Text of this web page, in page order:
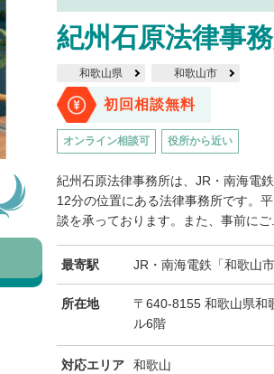
紀州石原法律事
和歌山県 和歌山市
初回相談無料
オンライン相談可 役所から近い
紀州石原法律事務所は、JR・南海電
12分の位置にある法律事務所です。
談を承っております。また、事前にご
最寄駅 JR・南海電鉄「和歌山
所在地
〒640-8155 和歌山県和
ル6階
対応エリア 和歌山